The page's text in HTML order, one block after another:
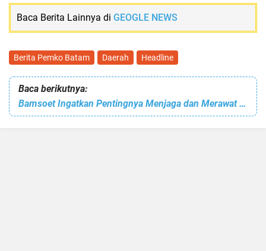
Baca Berita Lainnya di GEOGLE NEWS
Berita Pemko Batam Daerah Headline
Baca berikutnya:
Bamsoet Ingatkan Pentingnya Menjaga dan Merawat Ikatan Kebangsaan